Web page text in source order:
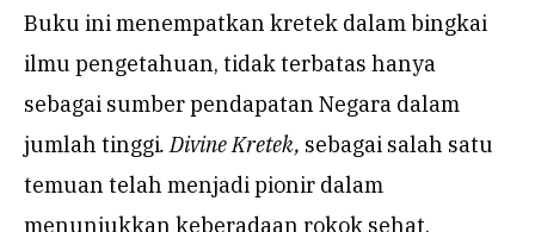
Buku ini menempatkan kretek dalam bingkai
ilmu pengetahuan, tidak terbatas hanya
sebagai sumber pendapatan Negara dalam
jumlah tinggi. Divine Kretek, sebagai salah satu
temuan telah menjadi pionir dalam
menunjukkan keberadaan rokok sehat.